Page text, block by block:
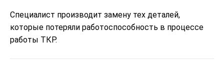
Специалист производит замену тех деталей,
которые потеряли работоспособность в процессе
работы ТКР.